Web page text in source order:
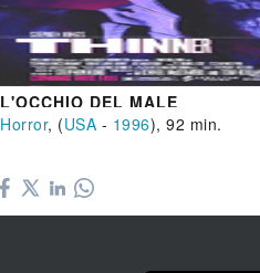
L'OCCHIO DEL MALE
Horror, (USA - 1996), 92 min.